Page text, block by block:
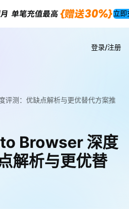
立即
登录/注册
测：优缺点解析与更优替代方案推
Browser 深度
解析与更优替